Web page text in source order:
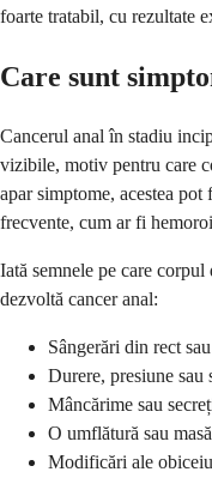
foarte tratabil, cu rezultate
Care sunt
Cancerul anal în stadiu
vizibile, motiv pentru care
apar simptome, acestea
frecvente, cum ar fi
Iată semnele pe care corpul
dezvoltă cancer anal:
Sângerări din rect
Durere, presiune sau
Mâncărime sau
O umflătură sau
Modificări ale